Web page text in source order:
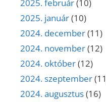
2025. február(10)
2025. január(10)
2024. december(11)
2024. november(12)
2024. október(12)
2024. szeptember
2024. augusztus(16)